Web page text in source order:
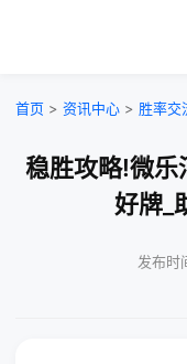
首页 > 资讯中心 > 胜率交
稳胜攻略!微乐
好牌_
发布时